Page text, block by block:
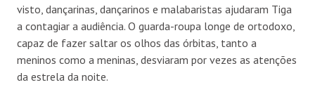
visto, dançarinas, dançarinos e malabaristas ajudaram Tiga
a contagiar a audiência. O guarda-roupa longe de ortodoxo,
capaz de fazer saltar os olhos das órbitas, tanto a
meninos como a meninas, desviaram por vezes as atenções
da estrela da noite.